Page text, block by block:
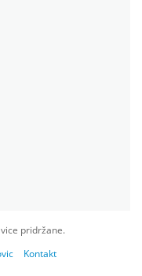
pridržane.
Kontakt